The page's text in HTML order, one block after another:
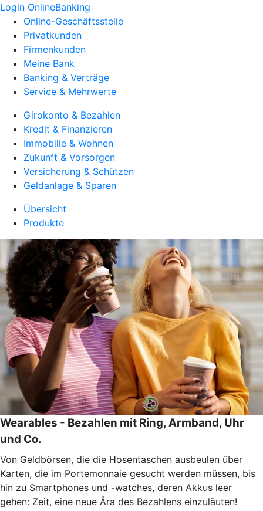
Login OnlineBanking
Online-Geschäftsstelle
Privatkunden
Firmenkunden
Meine Bank
Banking & Verträge
Service & Mehrwerte
Girokonto & Bezahlen
Kredit & Finanzieren
Immobilie & Wohnen
Zukunft & Vorsorgen
Versicherung & Schützen
Geldanlage & Sparen
Übersicht
Produkte
Wearables - Bezahlen mit Ring, Armband, Uhr
und Co.
Von Geldbörsen, die die Hosentaschen ausbeulen über
Karten, die im Portemonnaie gesucht werden müssen, bis
hin zu Smartphones und -watches, deren Akkus leer
gehen: Zeit, eine neue Ära des Bezahlens einzuläuten!